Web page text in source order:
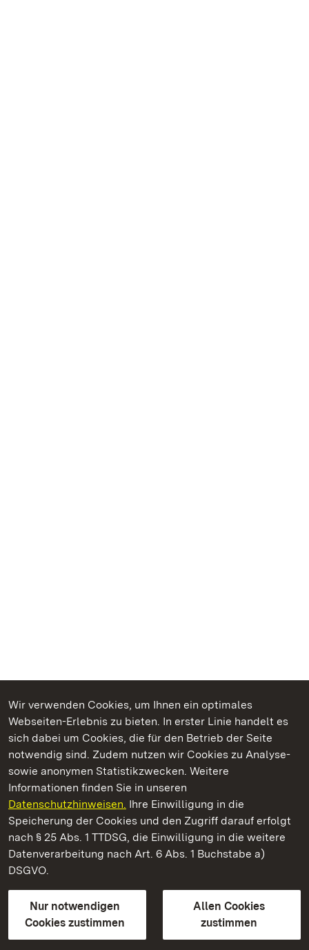
Wir verwenden Cookies, um Ihnen ein optimales
Webseiten-Erlebnis zu bieten. In erster Linie handelt es
sich dabei um Cookies, die für den Betrieb der Seite
notwendig sind. Zudem nutzen wir Cookies zu Analyse-
sowie anonymen Statistikzwecken. Weitere
Informationen finden Sie in unseren
Datenschutzhinweisen. Ihre Einwilligung in die
Speicherung der Cookies und den Zugriff darauf erfolgt
nach § 25 Abs. 1 TTDSG, die Einwilligung in die weitere
Datenverarbeitung nach Art. 6 Abs. 1 Buchstabe a)
DSGVO.
Nur notwendigen
Cookies zustimmen
Allen Cookies
zustimmen
Kommen. Staunen. Genießen.
Barockschloss Mannheim
Staatliche Schlösser und Gärten Baden-Württemberg
Kontakt
GebärdenspracheLeichte Sprache
Erklärung zur Barrierefreiheit
BITV-konform (geprüfte Seiten)